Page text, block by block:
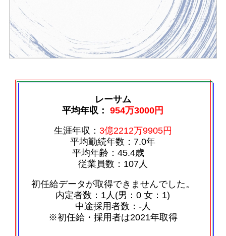
レーサム
平均年収：954万3000円
生涯年収： 3億2212万9905円
平均勤続年数：7.0年
平均年齢：45.4歳
従業員数：107人
初任給データが取得できませんでした。
内定者数：1人(男：0 女：1)
中途採用者数：‐人
※初任給・採用者は2021年取得